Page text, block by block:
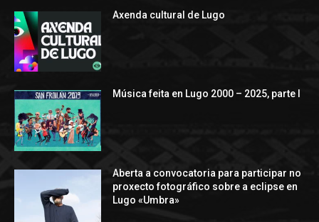
Axenda cultural de Lugo
Música feita en Lugo 2000 – 2025, parte I
Aberta a convocatoria para participar no
proxecto fotográfico sobre a eclipse en
Lugo «Umbra»